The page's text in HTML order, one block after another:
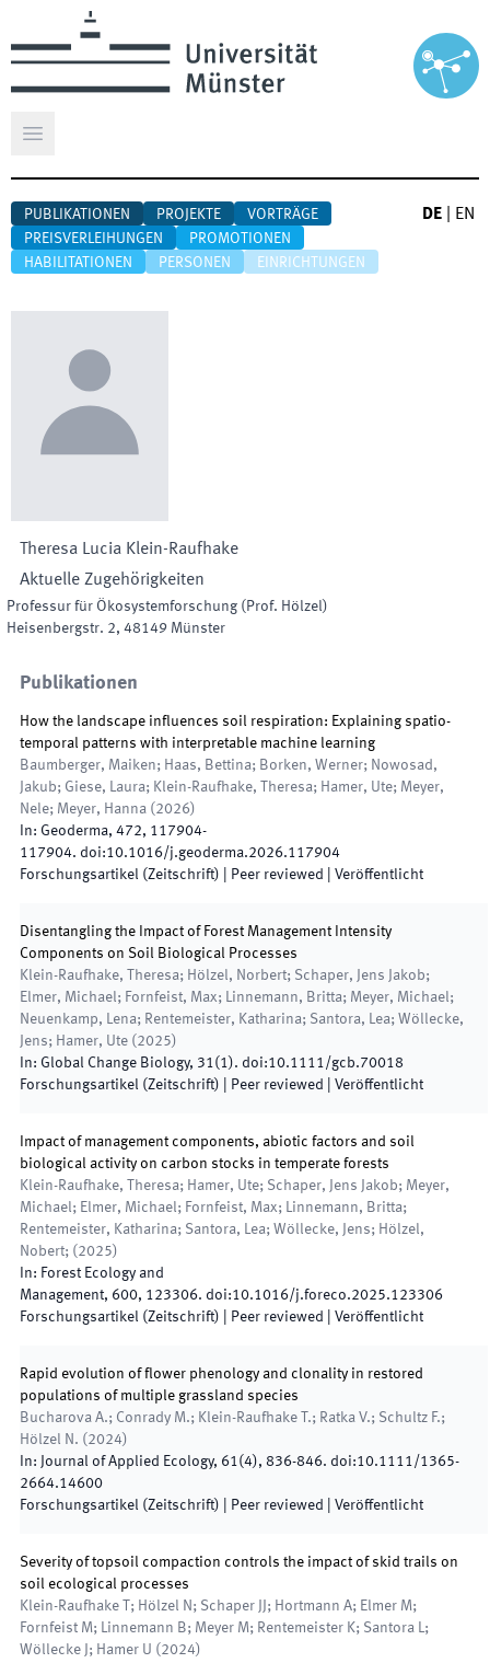
Hauptmenü öffnen
PUBLIKATIONEN PROJEKTE
VORTRÄGE
PREISVERLEIHUNGEN
PROMOTIONEN
HABILITATIONEN
PERSONEN EINRICHTUNGEN
DE EN
Theresa Lucia Klein-Raufhake
Aktuelle Zugehörigkeiten
Professur für Ökosystemforschung (Prof. Hölzel)
Heisenbergstr. 2, 48149 Münster
Publikationen
How the landscape influences soil respiration: Explaining spatio-
temporal patterns with interpretable machine learning
Baumberger, Maiken; Haas, Bettina; Borken, Werner; Nowosad,
Jakub; Giese, Laura; Klein-Raufhake, Theresa; Hamer, Ute; Meyer,
Nele; Meyer, Hanna ( 2026)
In: Geoderma, 472, 117904-
117904. doi:10.1016/j.geoderma.2026.117904
Forschungsartikel (Zeitschrift) | Peer reviewed Veröffentlicht
Disentangling the Impact of Forest Management Intensity
Components on Soil Biological Processes
Klein-Raufhake, Theresa; Hölzel, Norbert; Schaper, Jens Jakob;
Elmer, Michael; Fornfeist, Max; Linnemann, Britta; Meyer, Michael;
Neuenkamp, Lena; Rentemeister, Katharina; Santora, Lea; Wöllecke,
Jens; Hamer, Ute ( 2025)
In: Global Change Biology, 31(1). doi:10.1111/gcb.70018
Forschungsartikel (Zeitschrift) | Peer reviewed Veröffentlicht
Impact of management components, abiotic factors and soil
biological activity on carbon stocks in temperate forests
Klein-Raufhake, Theresa; Hamer, Ute; Schaper, Jens Jakob; Meyer,
Michael; Elmer, Michael; Fornfeist, Max; Linnemann, Britta;
Rentemeister, Katharina; Santora, Lea; Wöllecke, Jens; Hölzel,
Nobert; ( 2025)
In: Forest Ecology and
Management, 600, 123306. doi:10.1016/j.foreco.2025.123306
Forschungsartikel (Zeitschrift) | Peer reviewed Veröffentlicht
Rapid evolution of flower phenology and clonality in restored
populations of multiple grassland species
Bucharova A.; Conrady M.; Klein-Raufhake T.; Ratka V.; Schultz F.;
Hölzel N. ( 2024)
In: Journal of Applied Ecology, 61(4), 836-846. doi:10.1111/1365-
2664.14600
Forschungsartikel (Zeitschrift) | Peer reviewed Veröffentlicht
Severity of topsoil compaction controls the impact of skid trails on
soil ecological processes
Klein-Raufhake T; Hölzel N; Schaper JJ; Hortmann A; Elmer M;
Fornfeist M; Linnemann B; Meyer M; Rentemeister K; Santora L;
Wöllecke J; Hamer U ( 2024)